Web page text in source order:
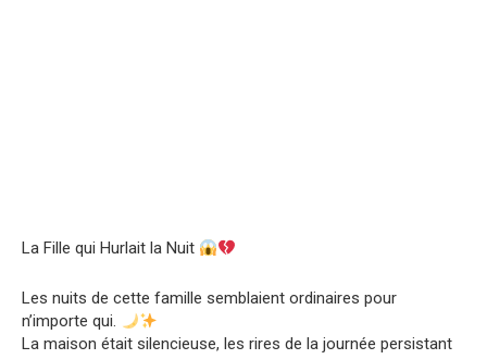
La Fille qui Hurlait la Nuit
Les nuits de cette famille semblaient ordinaires pour
n’importe qui.
La maison était silencieuse, les rires de la journée persistant